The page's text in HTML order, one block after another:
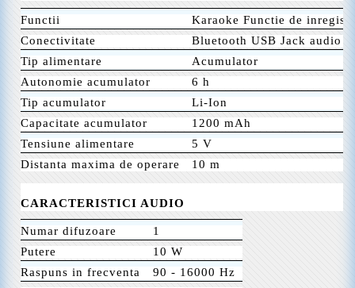
Functii
Karaoke Functie de
Conectivitate
Bluetooth USB Jack audio
Tip alimentare
Acumulator
Autonomie acumulator
6 h
Tip acumulator
Li-Ion
Capacitate acumulator
1200 mAh
Tensiune alimentare
5 V
Distanta maxima de operare
10 m
CARACTERISTICI AUDIO
Numar difuzoare
1
Putere
10 W
Raspuns in frecventa
90 - 16000 Hz